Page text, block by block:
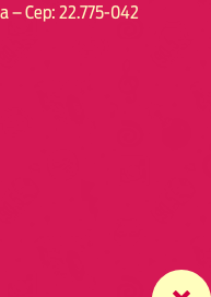
– Cep: 22.775-042